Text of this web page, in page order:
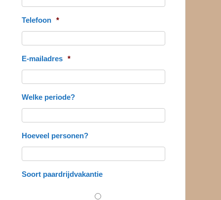
Telefoon *
E-mailadres *
Welke periode?
Hoeveel personen?
Soort paardrijdvakantie